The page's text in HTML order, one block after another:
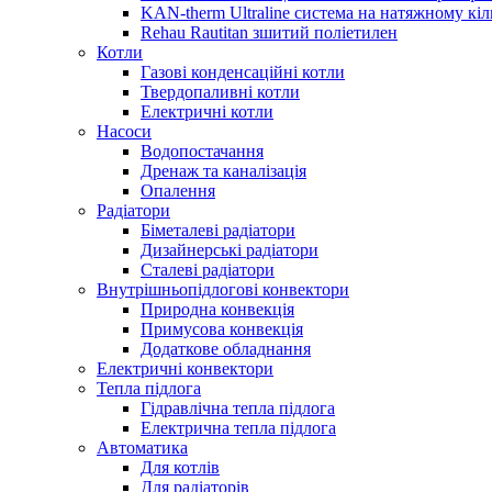
KAN-therm Ultraline система на натяжному
Rehau Rautitan зшитий поліетилен
Котли
Газові конденсаційні котли
Твердопаливні котли
Електричні котли
Насоси
Водопостачання
Дренаж та каналізація
Опалення
Радіатори
Біметалеві радіатори
Дизайнерські радіатори
Сталеві радіатори
Внутрішньопідлогові конвектори
Природна конвекція
Примусова конвекція
Додаткове обладнання
Електричні конвектори
Тепла підлога
Гідравлічна тепла підлога
Електрична тепла підлога
Автоматика
Для котлів
Для радіаторів